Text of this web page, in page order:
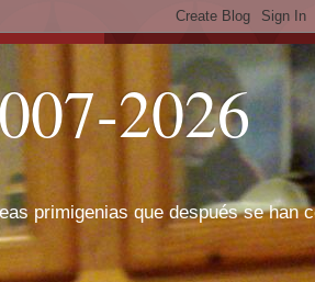
2026
primigenias que después se han